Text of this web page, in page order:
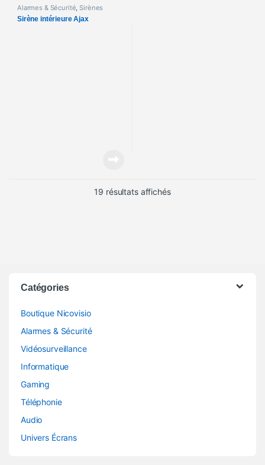
Alarmes & Sécurité,Sirènes
Sirène intérieure Ajax
19 résultats affichésTrié du plus récent au
Catégories
Boutique Nicovisio
Alarmes & Sécurité
Vidéosurveillance
Informatique
Gaming
Téléphonie
Audio
Univers Écrans